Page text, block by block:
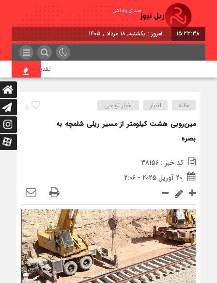
15:23:38 امروز : یکشنبه, ۱۸ مرداد , ۱۴۰۵
تقدیر معاون اول
5 خانه اخبار اخبار نواحی
مین‌روبی هشت کیلومتر از مسیر ریلی شلمچه به
بصره
کد خبر : 38156
20 آوریل 2025 - 2:06